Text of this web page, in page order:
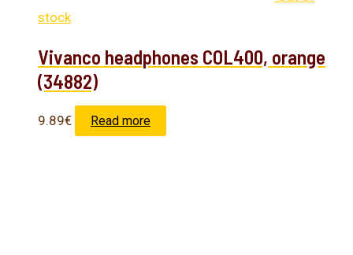
stock
Vivanco headphones COL400, orange
(34882)
9.89€ Read more